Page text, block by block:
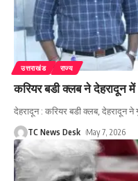
उत्तराखंड राज्य
करियर बडी क्लब ने देहरादून
देहरादून : करियर बडी क्लब, देहरादून
TC News Desk May 7, 2026